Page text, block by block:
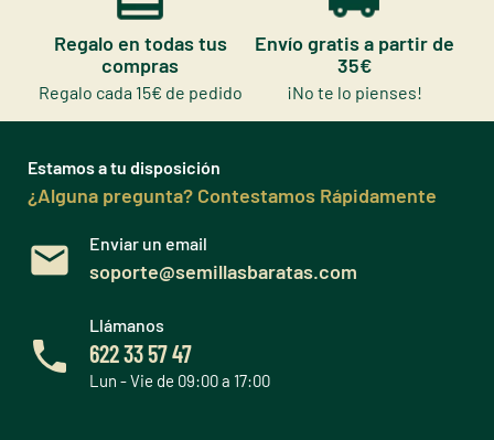
Regalo en todas tus
compras
Regalo cada 15€ de pedido
Envío gratis a partir de
35€
¡No te lo pienses!
Estamos a tu disposición
¿Alguna pregunta? Contestamos Rápidamente
Enviar un email
soporte@semillasbaratas.com
Llámanos
622 33 57 47
Lun - Vie de 09:00 a 17:00